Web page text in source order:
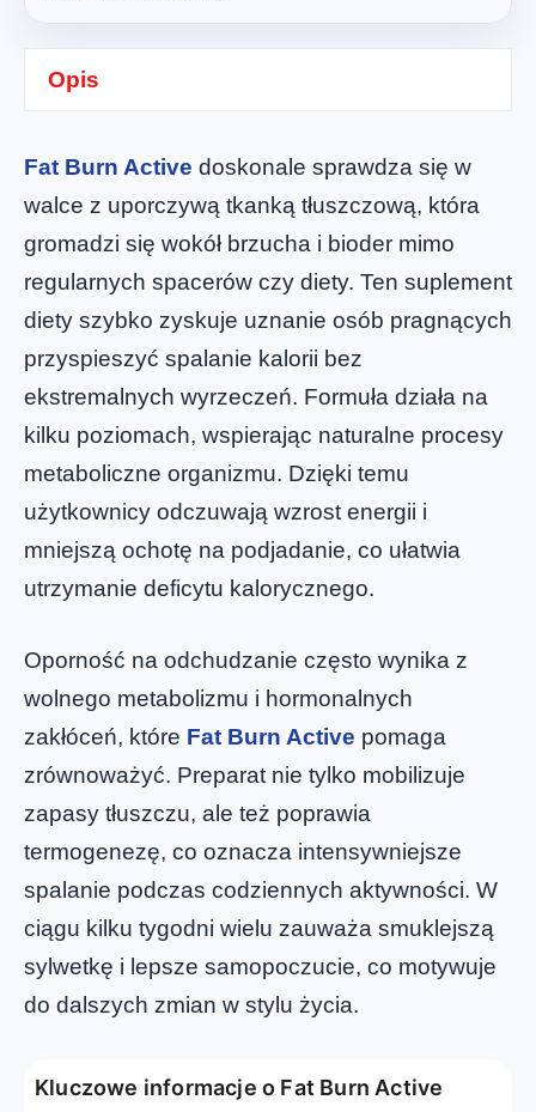
Opis
Fat Burn Active doskonale sprawdza się w
walce z uporczywą tkanką tłuszczową, która
gromadzi się wokół brzucha i bioder mimo
regularnych spacerów czy diety. Ten suplement
diety szybko zyskuje uznanie osób pragnących
przyspieszyć spalanie kalorii bez
ekstremalnych wyrzeczeń. Formuła działa na
kilku poziomach, wspierając naturalne procesy
metaboliczne organizmu. Dzięki temu
użytkownicy odczuwają wzrost energii i
mniejszą ochotę na podjadanie, co ułatwia
utrzymanie deficytu kalorycznego.
Oporność na odchudzanie często wynika z
wolnego metabolizmu i hormonalnych
zakłóceń, które Fat Burn Active pomaga
zrównoważyć. Preparat nie tylko mobilizuje
zapasy tłuszczu, ale też poprawia
termogenezę, co oznacza intensywniejsze
spalanie podczas codziennych aktywności. W
ciągu kilku tygodni wielu zauważa smuklejszą
sylwetkę i lepsze samopoczucie, co motywuje
do dalszych zmian w stylu życia.
Kluczowe informacje o Fat Burn Active